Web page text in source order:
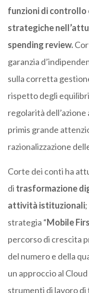
funzioni di controllo
strategiche
spending review.
garanzia
sulla corretta
rispetto degli
regolarità
primis grande
razionalizzazione
Corte dei conti ha
di trasformazione
attività istituzionali
strategia “Mobile
percorso di crescita
del numero e della
un approccio al
strumenti di lavoro di